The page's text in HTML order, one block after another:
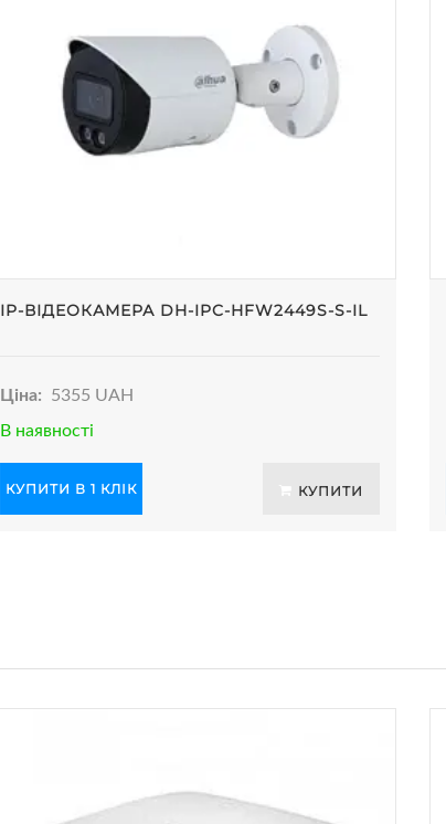
IP-ВІДЕОКАМЕРА DH-IPC-HFW2449S-S-IL
Ціна:
5355 UAH
В наявності
КУПИТИ В 1 КЛІК КУПИТИ